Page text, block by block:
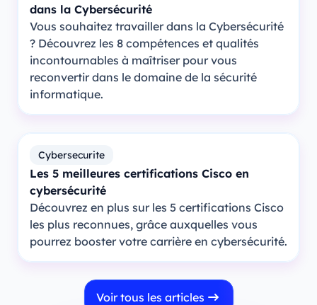
dans la Cybersécurité
Vous souhaitez travailler dans la Cybersécurité
? Découvrez les 8 compétences et qualités
incontournables à maîtriser pour vous
reconvertir dans le domaine de la sécurité
informatique.
Cybersecurite
Les 5 meilleures certifications Cisco en
cybersécurité
Découvrez en plus sur les 5 certifications Cisco
les plus reconnues, grâce auxquelles vous
pourrez booster votre carrière en cybersécurité.
Voir tous les articles